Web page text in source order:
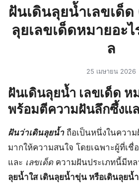
ฝันเดินลุยน้ำเลขเด็
ลุยเลขเด็ดหมายอะ
ล
25 เมษายน 2026
ฝันเดินลุยน้ำ เลขเด็ด ห
พร้อมตีความฝันลึกซึ้งแ
ฝันว่าเดินลุยน้ำถือเป็นหนึ่งในควา
มากให้ความสนใจ โดยเฉพาะผู้ที่เชื่อ
และ เลขเด็ดความฝันประเภทนี้มีห
ลุยน้ำใส เดินลุยน้ำขุ่น หรือเดินลุยน้